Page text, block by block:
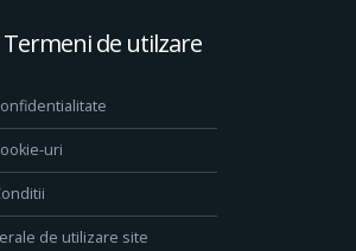
Termeni de utilzare
uri
de utilizare site